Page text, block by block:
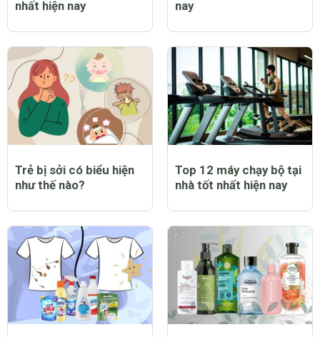
chống nắng mưa tốt
nhất hiện nay
thơm lâu tốt nhất hiện
nay
Trẻ bị sởi có biểu hiện
như thế nào?
Top 12 máy chạy bộ tại
nhà tốt nhất hiện nay